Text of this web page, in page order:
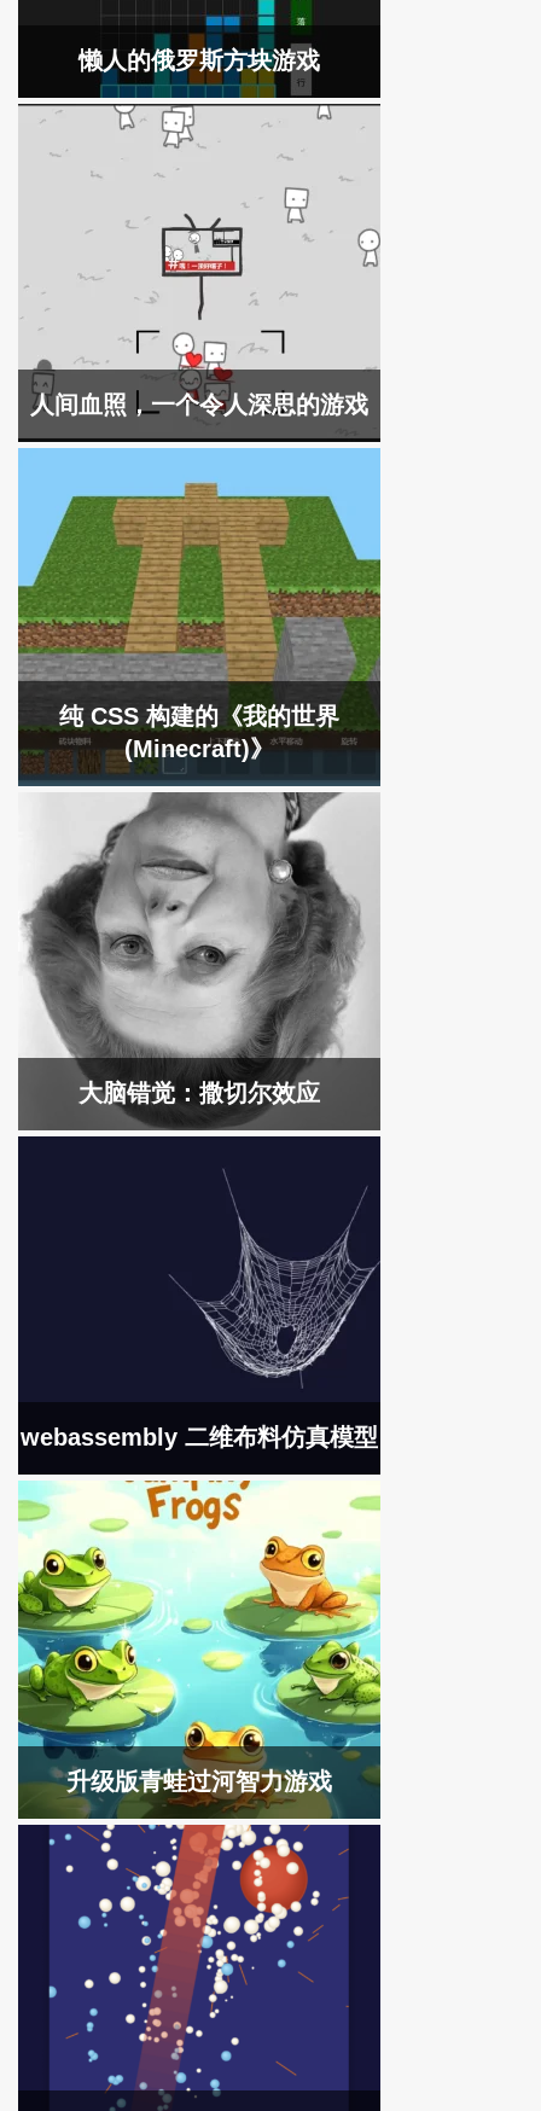
懒人的俄罗斯方块游戏
人间血照，一个令人深思的游戏
纯 CSS 构建的《我的世界
(Minecraft)》
大脑错觉：撒切尔效应
webassembly 二维布料仿真模型
升级版青蛙过河智力游戏